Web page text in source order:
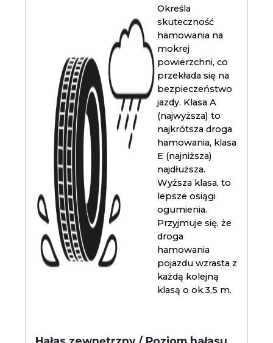
Określa
skuteczność
hamowania na
mokrej
powierzchni, co
przekłada się na
bezpieczeństwo
jazdy. Klasa A
(najwyższa) to
najkrótsza droga
hamowania, klasa
E (najniższa)
najdłuższa.
Wyższa klasa, to
lepsze osiągi
ogumienia.
Przyjmuje się, że
droga
hamowania
pojazdu wzrasta z
każdą kolejną
klasą o ok.3,5 m.